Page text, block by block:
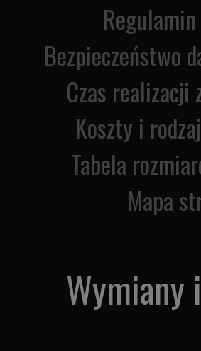
Bezpieczeństwo
Czas realizacji
Koszty i
Tabela
Mapa
Wymiany